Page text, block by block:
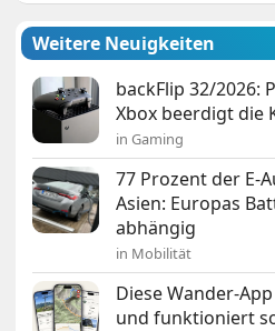
Weitere Neuigkeiten
backFlip 32/2026:
Xbox beerdigt die
in Gaming
77 Prozent der E-
Asien: Europas
abhängig
in Mobilität
Diese Wander-
und funktioniert